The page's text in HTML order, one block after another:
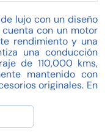
lujo con un diseño
con un motor
rendimiento y una
una conducción
de 110,000 kms,
mantenido con
originales. En
y confiabilidad de
disfrutar de una